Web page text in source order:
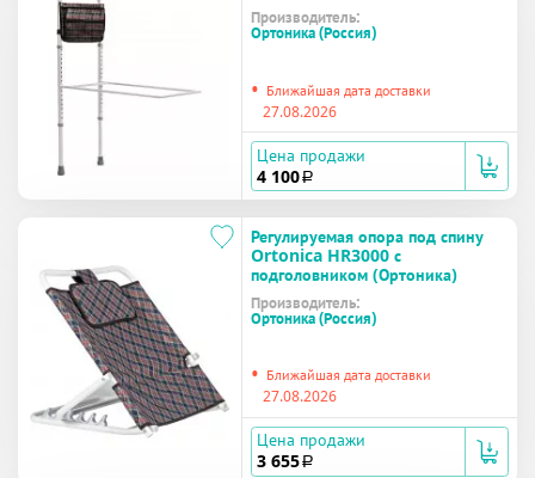
Производитель:
Ортоника (Россия)
• Ближайшая дата доставки
27.08.2026
Цена продажи
4 100 a
Регулируемая опора под спину
Ortonica HR3000 с
подголовником (Ортоника)
Производитель:
Ортоника (Россия)
• Ближайшая дата доставки
27.08.2026
Цена продажи
3 655 a